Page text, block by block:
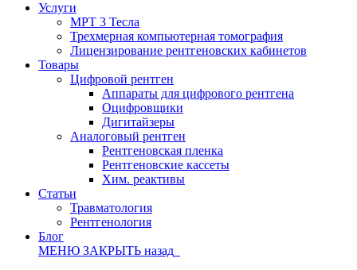
Услуги
МРТ 3 Тесла
Трехмерная компьютерная томография
Лицензирование рентгеновских кабинетов
Товары
Цифровой рентген
Аппараты для цифрового рентгена
Оцифровщики
Дигитайзеры
Аналоговый рентген
Рентгеновская пленка
Рентгеновские кассеты
Хим. реактивы
Статьи
Травматология
Рентгенология
Блог
МЕНЮ ЗАКРЫТЬ назад